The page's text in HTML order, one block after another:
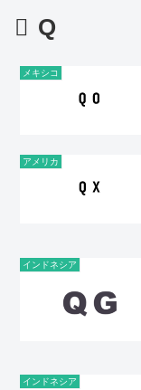
Q
メキシコ
アメリカ
インドネシア
インドネシア